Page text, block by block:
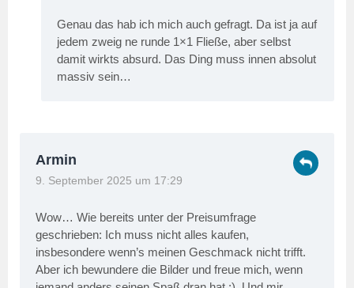
Genau das hab ich mich auch gefragt. Da ist ja auf
jedem zweig ne runde 1×1 Fließe, aber selbst
damit wirkts absurd. Das Ding muss innen absolut
massiv sein…
Armin
9. September 2025 um 17:29
Wow… Wie bereits unter der Preisumfrage
geschrieben: Ich muss nicht alles kaufen,
insbesondere wenn’s meinen Geschmack nicht trifft.
Aber ich bewundere die Bilder und freue mich, wenn